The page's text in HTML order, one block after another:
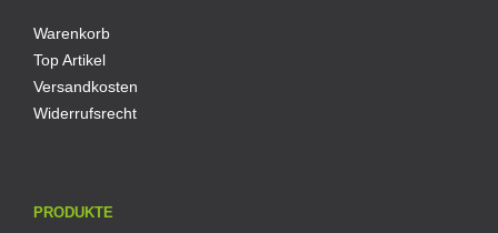
Warenkorb
Top Artikel
Versandkosten
Widerrufsrecht
PRODUKTE